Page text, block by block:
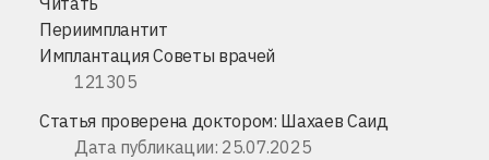
Периимплантит
Имплантация Советы врачей
121305
Статья проверена доктором: Шахаев Саид
Дата публикации: 25.07.2025